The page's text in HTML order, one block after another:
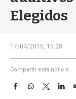
Elegidos
17/04/2015, 15:28
Compartir esta noticia
F
W
T
w
L